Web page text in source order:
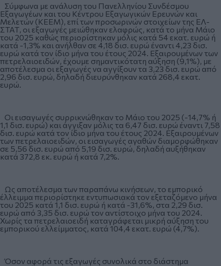
Σύμφωνα με ανάλυση του Πανελληνίου Συνδέσμου
Εξαγωγέων και του Κέντρου Εξαγωγικών Ερευνών και
Μελετών (ΚΕΕΜ), επί των προσωρινών στοιχείων της ΕΛ-
ΣΤΑΤ, οι εξαγωγές μειώθηκαν ελαφρώς, κατά το μήνα Μάιο
του 2025 καθώς περιορίστηκαν μόλις κατά 54 εκατ. ευρώ ή
κατά -1,3% και ανήλθαν σε 4,18 δισ. ευρώ έναντι 4,23 δισ.
ευρώ κατά τον ίδιο μήνα του έτους 2024. Εξαιρουμένων των
πετρελαιοειδών, έχουμε σημαντικότατη αύξηση (9,1%), με
αποτέλεσμα οι εξαγωγές να αγγίξουν τα 3,23 δισ. ευρώ από
2,96 δισ. ευρώ, δηλαδή διευρύνθηκαν κατά 268,4 εκατ.
ευρώ.
Οι εισαγωγές συρρικνώθηκαν το Μάιο του 2025 (-14,7% ή
1,1 δισ. ευρώ) και άγγιξαν μόλις τα 6,47 δισ. ευρώ έναντι 7,58
δισ. ευρώ κατά τον ίδιο μήνα του έτους 2024. Εξαιρουμένων
των πετρελαιοειδών, οι εισαγωγές αγαθών διαμορφώθηκαν
σε 5,56 δισ. ευρώ από 5,19 δισ. ευρώ, δηλαδή αυξήθηκαν
κατά 372,8 εκ. ευρώ ή κατά 7,2%.
Ως αποτέλεσμα των παραπάνω κινήσεων, το εμπορικό
έλλειμμα περιορίστηκε εντυπωσιακά τον εξεταζόμενο μήνα
του 2025 κατά 1,1 δισ. ευρώ ή κατά -31,6%, στα 2,29 δισ.
ευρώ από 3,35 δισ. ευρώ τον αντίστοιχο μήνα του 2024.
Χωρίς τα πετρελαιοειδή καταγράφεται μικρή αύξηση του
εμπορικού ελλείμματος, κατά 104,4 εκατ. ευρώ (4,7%).
Όσον αφορά τις εξαγωγές συνολικά στο διάστημα